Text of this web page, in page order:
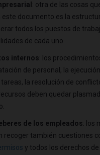
: otra de las cosas
este documento es la
todos los puestos de
de cada uno.
internos: los
de personal, la
la resolución de
deben quedar
de los empleados: los
recoger también cuestiones
y todos los derechos de